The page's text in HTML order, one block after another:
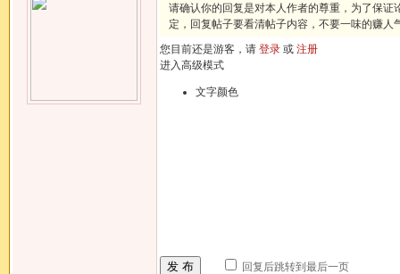
请确认你的回复是对本人作者的尊重，为了保
定，回复帖子要看清帖子内容，不要一味的赚人
您目前还是游客，请 登录 或 注册
进入高级模式
文字颜色
发 布 回复后跳转到最后一页